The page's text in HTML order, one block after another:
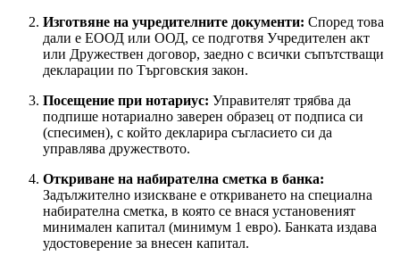
Изготвяне на учредителните документи: Според това
дали е ЕООД или ООД, се подготвя Учредителен акт
или Дружествен договор, заедно с всички съпътстващи
декларации по Търговския закон.
Посещение при нотариус: Управителят трябва да
подпише нотариално заверен образец от подписа си
(спесимен), с който декларира съгласието си да
управлява дружеството.
Откриване на набирателна сметка в банка:
Задължително изискване е откриването на специална
набирателна сметка, в която се внася установеният
минимален капитал (минимум 1 евро). Банката издава
удостоверение за внесен капитал.